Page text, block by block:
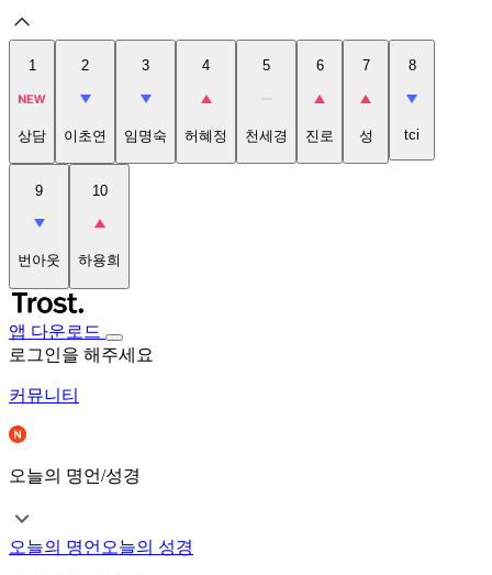
1
상담
2
이초연
3
임명숙
4
허혜정
5
천세경
6
진로
7
성
8
tci
9
번아웃
10
하용희
앱 다운로드
로그인을 해주세요
커뮤니티
오늘의 명언/성경
오늘의 명언 오늘의 성경